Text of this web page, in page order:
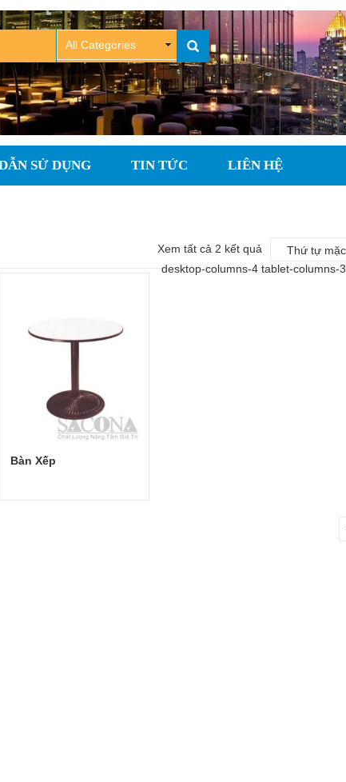
SỬ DỤNG TIN TỨC LIÊN HỆ
Xem tất cả 2 kết quả
desktop-columns-4 tablet-columns-
Bàn Xếp